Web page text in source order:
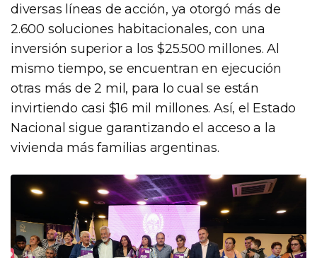
diversas líneas de acción, ya otorgó más de
2.600 soluciones habitacionales, con una
inversión superior a los $25.500 millones. Al
mismo tiempo, se encuentran en ejecución
otras más de 2 mil, para lo cual se están
invirtiendo casi $16 mil millones. Así, el Estado
Nacional sigue garantizando el acceso a la
vivienda más familias argentinas.